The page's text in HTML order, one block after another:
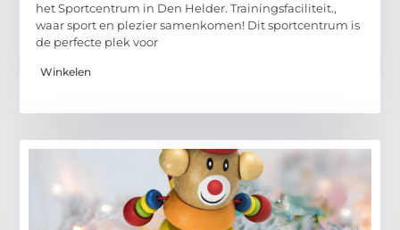
het Sportcentrum in Den Helder. Trainingsfaciliteit.,
waar sport en plezier samenkomen! Dit sportcentrum is
de perfecte plek voor
Winkelen